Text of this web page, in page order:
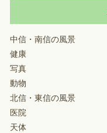
中信・南信の風景
健康
写真
動物
北信・東信の風景
医院
天体